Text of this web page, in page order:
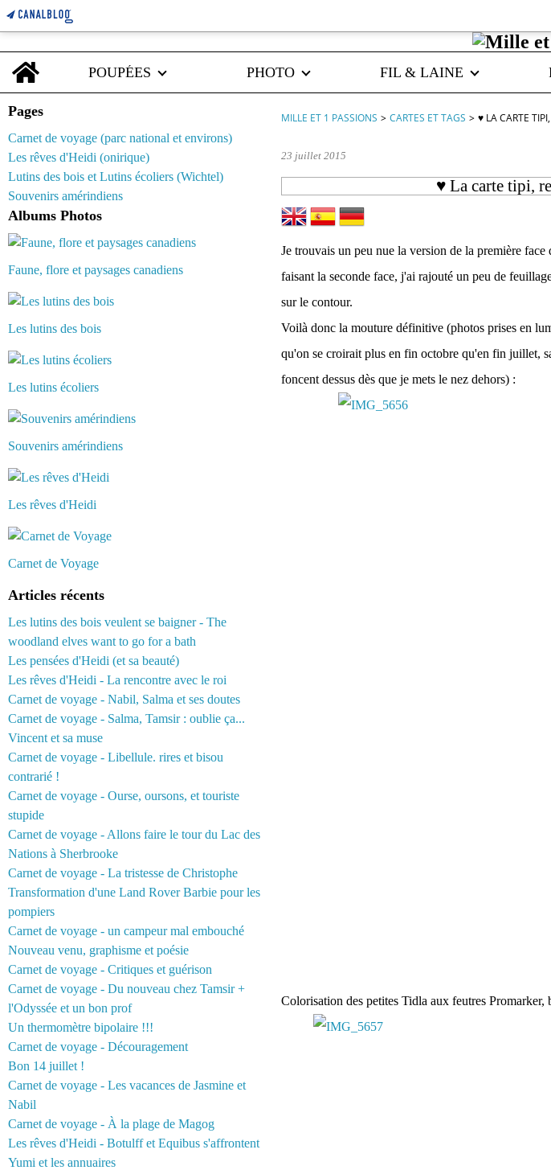
Home
POUPÉES
PHOTO FIL & LAINE
Pages
Carnet de voyage (parc national et environs)
Les rêves d'Heidi (onirique)
Lutins des bois et Lutins écoliers (Wichtel)
Souvenirs amérindiens
Albums Photos
Faune, flore et paysages canadiens
Les lutins des bois
Les lutins écoliers
Souvenirs amérindiens
Les rêves d'Heidi
Carnet de Voyage
Articles récents
Les lutins des bois veulent se baigner - The
woodland elves want to go for a bath
Les pensées d'Heidi (et sa beauté)
Les rêves d'Heidi - La rencontre avec le roi
Carnet de voyage - Nabil, Salma et ses doutes
Carnet de voyage - Salma, Tamsir : oublie ça...
Vincent et sa muse
Carnet de voyage - Libellule. rires et bisou
contrarié !
Carnet de voyage - Ourse, oursons, et touriste
stupide
Carnet de voyage - Allons faire le tour du Lac des
Nations à Sherbrooke
Carnet de voyage - La tristesse de Christophe
Transformation d'une Land Rover Barbie pour les
pompiers
Carnet de voyage - un campeur mal embouché
Nouveau venu, graphisme et poésie
Carnet de voyage - Critiques et guérison
Carnet de voyage - Du nouveau chez Tamsir +
l'Odyssée et un bon prof
Un thermomètre bipolaire !!!
Carnet de voyage - Découragement
Bon 14 juillet !
Carnet de voyage - Les vacances de Jasmine et
Nabil
Carnet de voyage - À la plage de Magog
Les rêves d'Heidi - Botulff et Equibus s'affrontent
Yumi et les annuaires
MILLE ET 1 PASSIONS > CARTES ET TAGS > ♥ LA CARTE
23 juillet 2015
♥ La carte tipi,
Je trouvais un peu nue la version de la première
faisant la seconde face, j'ai rajouté un peu de
sur le contour.
Voilà donc la mouture définitive (photos prises en
qu'on se croirait plus en fin octobre qu'en fin juillet,
foncent dessus dès que je mets le nez dehors) :
Colorisation des petites Tidla aux feutres Promarker,